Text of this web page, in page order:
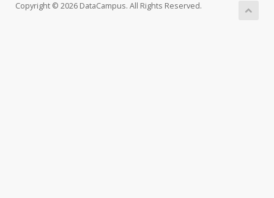
Copyright © 2026 DataCampus. All Rights Reserved.